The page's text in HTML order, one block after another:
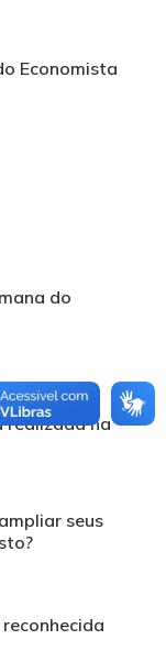
Economista
do
realizada na
seus